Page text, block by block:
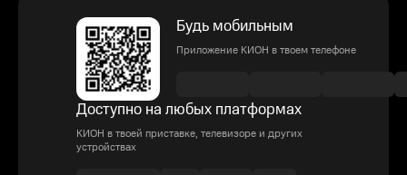
Будь мобильным
Приложение КИОН в твоем телефоне
Доступно на любых платформах
КИОН в твоей приставке, телевизоре и других
устройствах